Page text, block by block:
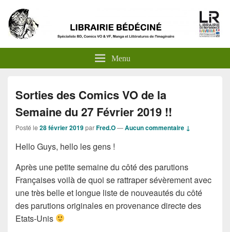
Menu
Sorties des Comics VO de la
Semaine du 27 Février 2019 !!
Posté le 28 février 2019parFred.O—Aucun commentaire ↓
Hello Guys, hello les gens !
Après une petite semaine du côté des parutions
Françaises voilà de quoi se rattraper sévèrement avec
une très belle et longue liste de nouveautés du côté
des parutions originales en provenance directe des
Etats-Unis